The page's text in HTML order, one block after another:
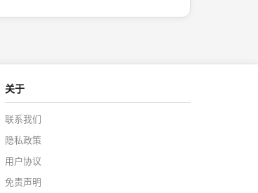
关于
联系我们
隐私政策
用户协议
免责声明